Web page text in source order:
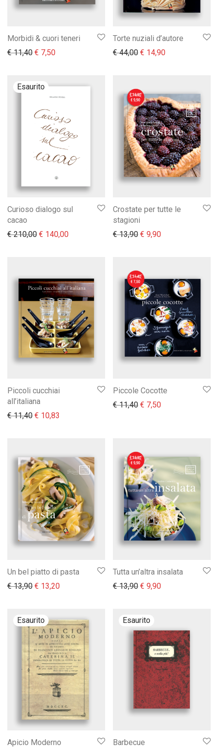
Morbidi & cuori teneri
€11,40 Il prezzo originale era: € 11,40.
€ 7,50Il prezzo attuale è: € 7,50.
Torte nuziali d’autore
€44,00 Il prezzo originale era:
€ 14,90Il prezzo
Curioso dialogo sul
cacao
€210,00 Il prezzo originale era: € 210,00.
€ 140,00Il prezzo attuale è: € 140,00.
Crostate per tutte le
stagioni
€13,90 Il prezzo originale era:
€ 9,90Il prezzo attuale
Piccoli cucchiai
all’italiana
€11,40 Il prezzo originale era: € 11,40.
€ 10,83
Piccole Cocotte
€11,40 Il prezzo originale era:
€ 7,50Il prezzo attuale
Un bel piatto di pasta
€13,90 Il prezzo originale era: € 13,90.
€ 13,20Il prezzo attuale è: € 13,20.
Tutta un’altra insalata
€13,90 Il prezzo originale era:
€ 9,90Il prezzo attuale
Apicio Moderno
Barbecue